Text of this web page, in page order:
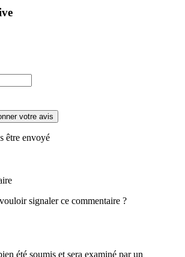
votre avis
être envoyé
signaler ce commentaire ?
été soumis et sera examiné par un